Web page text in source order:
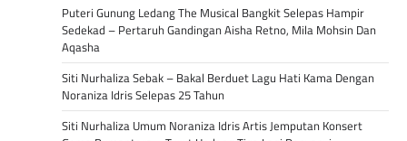
Puteri Gunung Ledang The Musical Bangkit Selepas Hampir
Sedekad – Pertaruh Gandingan Aisha Retno, Mila Mohsin Dan
Aqasha
Siti Nurhaliza Sebak – Bakal Berduet Lagu Hati Kama Dengan
Noraniza Idris Selepas 25 Tahun
Siti Nurhaliza Umum Noraniza Idris Artis Jemputan Konsert